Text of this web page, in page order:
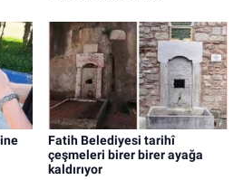
Fatih Belediyesi tarihî
çeşmeleri birer birer ayağa
kaldırıyor